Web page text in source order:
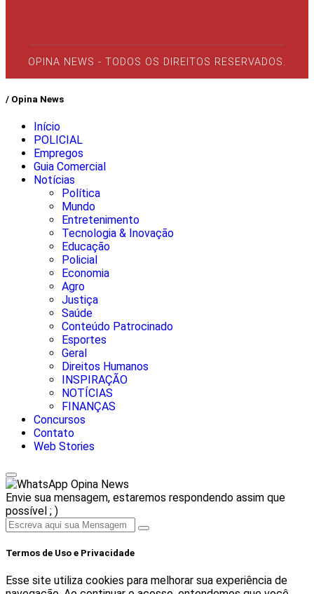
OPINA NEWS - TODOS OS DIREITOS RESERVADOS.
/ Opina News
Início
POLICIAL
Empregos
Guia Comercial
Notícias
Política
Mundo
Entretenimento
Tecnologia & Inovação
Educação
Policial
Economia
Agro
Justiça
Saúde
Conteúdo Patrocinado
Esportes
Geral
Direitos Humanos
INSPIRAÇÃO
NOTÍCIAS
FINANÇAS
Concursos
Contato
Web Stories
Opina News
Envie sua mensagem, estaremos respondendo assim que
possível ; )
Termos de Uso e Privacidade
Esse site utiliza cookies para melhorar sua experiência de